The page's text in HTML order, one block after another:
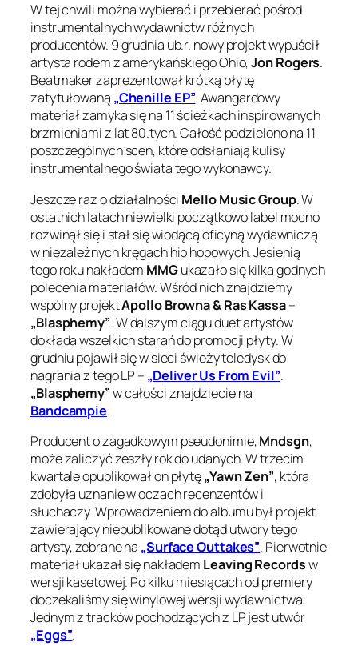
W tej chwili można wybierać i przebierać pośród
instrumentalnych wydawnictw różnych
producentów. 9 grudnia ub.r. nowy projekt wypuścił
artysta rodem z amerykańskiego Ohio,Jon Rogers.
Beatmaker zaprezentował krótką płytę
zatytułowaną „Chenille EP”. Awangardowy
materiał zamyka się na 11 ścieżkach inspirowanych
brzmieniami z lat 80.tych. Całość podzielono na 11
poszczególnych scen, które odsłaniają kulisy
instrumentalnego świata tego wykonawcy.
Jeszcze raz o działalności Mello Music Group. W
ostatnich latach niewielki początkowo label mocno
rozwinął się i stał się wiodącą oficyną wydawniczą
w niezależnych kręgach hip hopowych. Jesienią
tego roku nakładem MMGukazało się kilka godnych
polecenia materiałów. Wśród nich znajdziemy
wspólny projektApollo Browna & Ras Kassa–
„Blasphemy”. W dalszym ciągu duet artystów
dokłada wszelkich starań do promocji płyty. W
grudniu pojawił się w sieci świeży teledysk do
nagrania z tego LP – „Deliver Us From Evil”.
„Blasphemy”w całości znajdziecie na
Bandcampie.
Producent o zagadkowym pseudonimie,Mndsgn,
może zaliczyć zeszły rok do udanych. W trzecim
kwartale opublikował on płytę„Yawn Zen”, która
zdobyła uznanie w oczach recenzentów i
słuchaczy. Wprowadzeniem do albumu był projekt
zawierający niepublikowane dotąd utwory tego
artysty, zebrane na „Surface Outtakes”. Pierwotnie
materiał ukazał się nakładem Leaving Recordsw
wersji kasetowej. Po kilku miesiącach od premiery
doczekaliśmy się winylowej wersji wydawnictwa.
Jednym z tracków pochodzących z LP jest utwór
„Eggs”.